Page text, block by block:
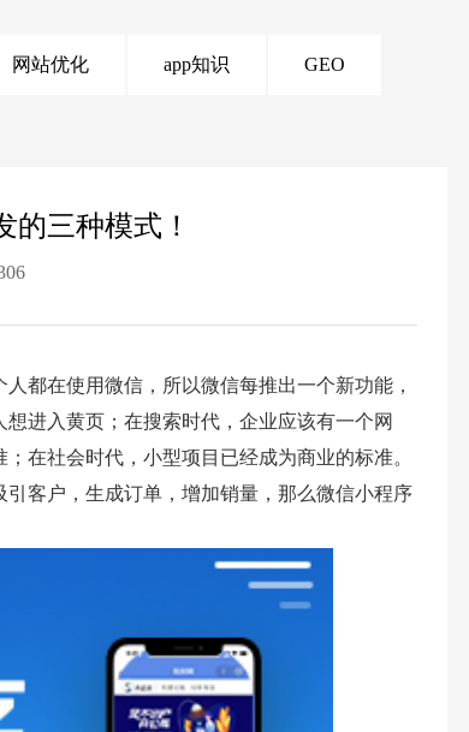
网站优化 app知识 GEO
三种模式！
都在使用微信，所以微信每推出一个新功能，
进入黄页；在搜索时代，企业应该有一个网
在社会时代，小型项目已经成为商业的标准。
客户，生成订单，增加销量，那么微信小程序